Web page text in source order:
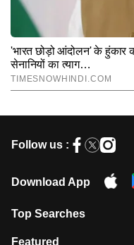
Follow us :
Download App
Top Searches
मुंबई में लगे 'जेन जी' के पोस्टर, लिखा- 'मैं
Featured